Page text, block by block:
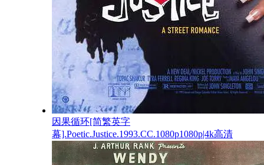
因果循环[简繁英字
幕].Poetic.Justice.1993.CC.1080p1080p|4k高清